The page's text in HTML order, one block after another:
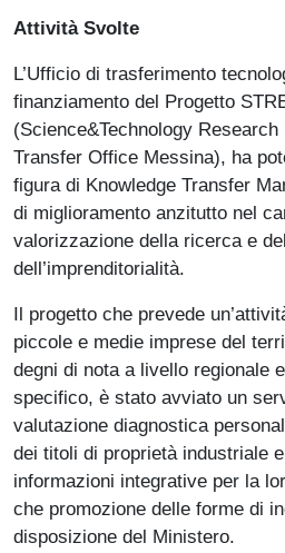
Attività Svolte
L’Ufficio di trasferimento
finanziamento del Progetto
(Science&Technology
Transfer Office Messina), ha
figura di Knowledge Transfer
di miglioramento anzitutto nel
valorizzazione della ricerca e
dell’imprenditorialità.
Il progetto che prevede
piccole e medie imprese del
degni di nota a livello regionale
specifico, è stato avviato un
valutazione diagnostica
dei titoli di proprietà industriale
informazioni integrative per la
che promozione delle forme di
disposizione del Ministero.